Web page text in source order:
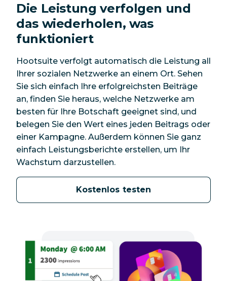
Die Leistung verfolgen und
das wiederholen, was
funktioniert
Hootsuite verfolgt automatisch die Leistung all
Ihrer sozialen Netzwerke an einem Ort. Sehen
Sie sich einfach Ihre erfolgreichsten Beiträge
an, finden Sie heraus, welche Netzwerke am
besten für Ihre Botschaft geeignet sind, und
belegen Sie den Wert eines jeden Beitrags oder
einer Kampagne. Außerdem können Sie ganz
einfach Leistungsberichte erstellen, um Ihr
Wachstum darzustellen.
Kostenlos testen